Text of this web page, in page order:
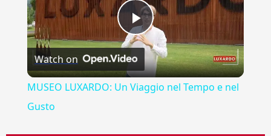
Play
Video
Watch on
MUSEO LUXARDO: Un Viaggio nel Tempo e nel
Gusto